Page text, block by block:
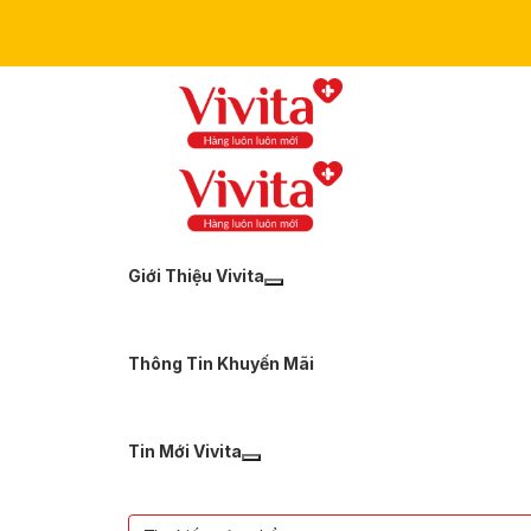
Giới Thiệu Vivita
Thông Tin Khuyến Mãi
Tin Mới Vivita